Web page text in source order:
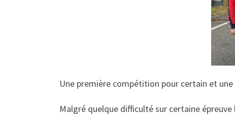
Une première compétition pour certain et
Malgré quelque difficulté sur certaine épreuve